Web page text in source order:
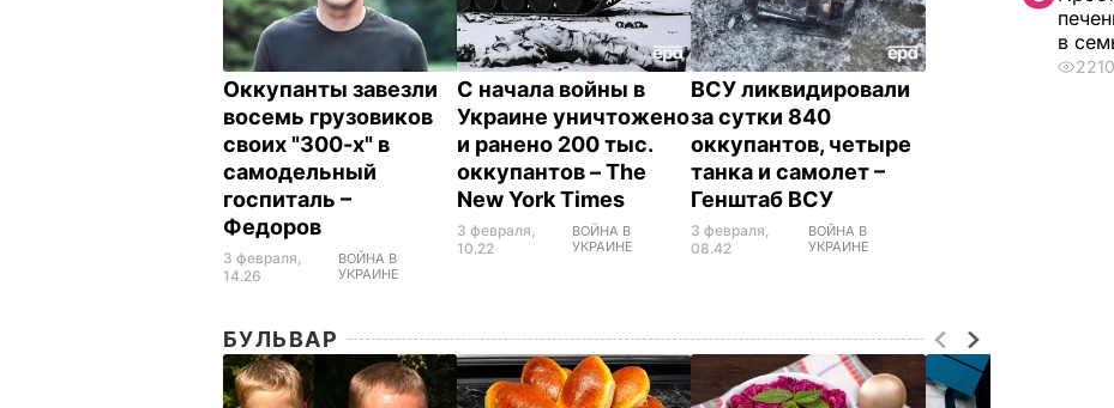
Оккупанты завезли
восемь грузовиков
своих "300-х" в
самодельный
госпиталь –
Федоров
3 февраля,
14.26
ВОЙНА В
УКРАИНЕ
С начала войны в
Украине уничтожено
и ранено 200 тыс.
оккупантов – The
New York Times
3 февраля,
10.22
ВОЙНА В
УКРАИНЕ
ВСУ ликвидировали
за сутки 840
оккупантов, четыре
танка и самолет –
Генштаб ВСУ
3 февраля,
08.42
ВОЙНА В
УКРАИНЕ
БУЛЬВАР
в